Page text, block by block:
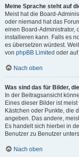
Meine Sprache steht auf
Meist hat die Board-
oder niemand hat das
einen Board-Administrator,
installieren kann. Falls es
es übersetzen würdest.
von phpBB Limited oder auf
Nach oben
Was sind das für Bilder,
In der Beitragsansicht
Eines dieser Bilder ist
Kästchen oder Punkte, die
angeben. Das andere,
Es handelt sich hierbei in
Benutzer zu Benutzer
Nach oben